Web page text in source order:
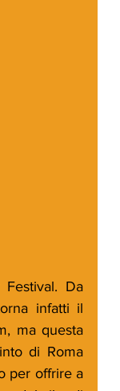
Da
infatti il
ma questa
di Roma
per offrire a